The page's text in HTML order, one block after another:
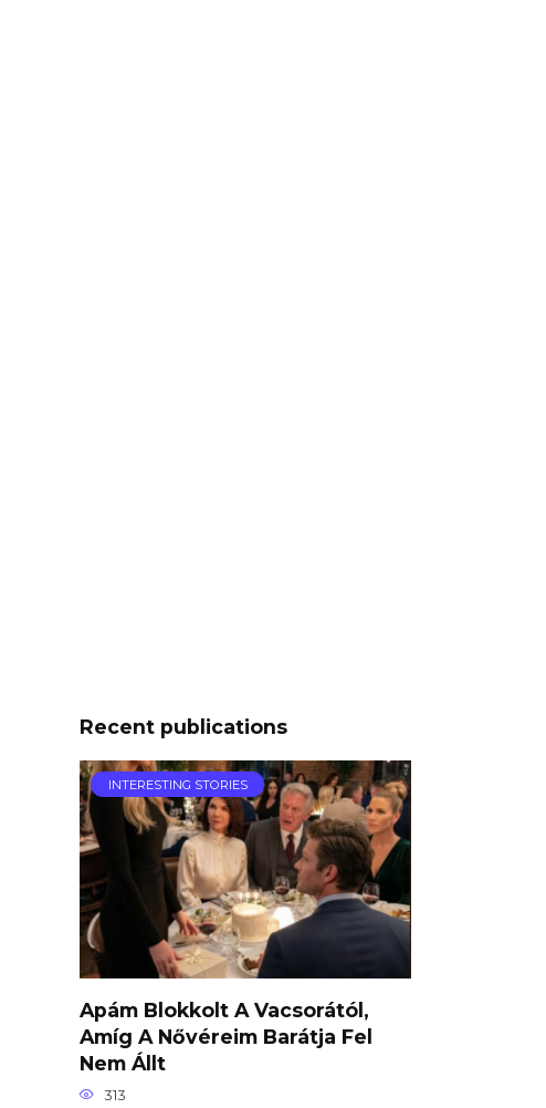
Recent publications
INTERESTING STORIES
Apám Blokkolt A Vacsorától,
Amíg A Nővéreim Barátja Fel
Nem Állt
313